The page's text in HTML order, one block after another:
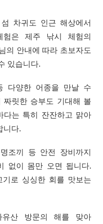
차귀도 인근 해상에서
험은 제주 낚시 체험의
의 안내에 따라 초보자도
있습니다.
다양한 어종을 만날 수
짜릿한 승부도 기대해 볼
다는 특히 잔잔하고 맑아
니다.
조끼 등 안전 장비까지
없이 몸만 오면 됩니다.
로 싱싱한 회를 맛보는
산 방문의 해를 맞아